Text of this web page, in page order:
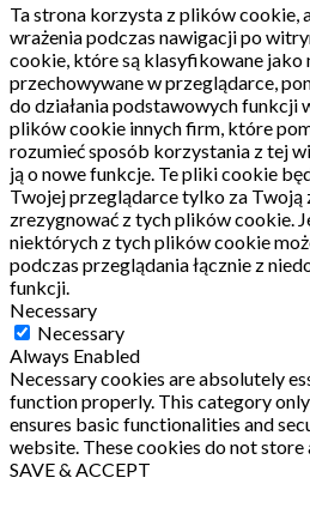
Ta strona korzysta z plików cookie,
wrażenia podczas nawigacji po
cookie, które są klasyfikowane jako
przechowywane w przeglądarce,
do działania podstawowych funkcji
plików cookie innych firm, które
rozumieć sposób korzystania z tej
ją o nowe funkcje. Te pliki cookie
Twojej przeglądarce tylko za Twoją
zrezygnować z tych plików cookie.
niektórych z tych plików cookie
podczas przeglądania łącznie z
funkcji.
Necessary
Necessary
Always Enabled
Necessary cookies are absolutely
function properly. This category
ensures basic functionalities and
website. These cookies do not store
SAVE & ACCEPT